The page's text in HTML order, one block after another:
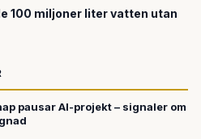
100 miljoner liter vatten utan
pausar AI-projekt – signaler om